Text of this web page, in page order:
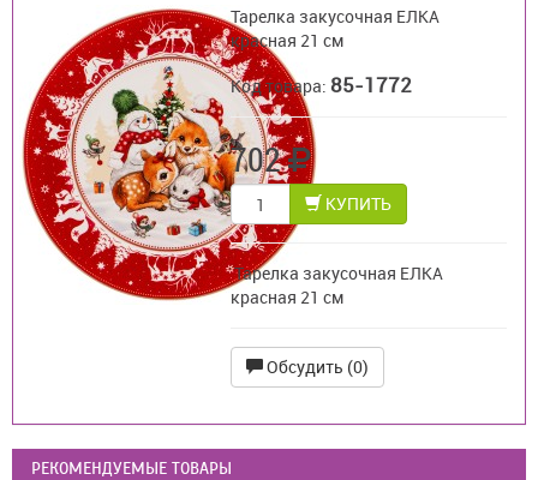
Тарелка закусочная ЕЛКА
красная 21 см
Код товара:85-1772
702
КУПИТЬ
Тарелка закусочная ЕЛКА
красная 21 см
Обсудить (0)
РЕКОМЕНДУЕМЫЕ ТОВАРЫ